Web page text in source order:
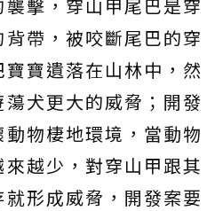
擊，穿山甲尾巴是穿
帶，被咬斷尾巴的穿
寶遺落在山林中，然
犬更大的威脅；開發
物棲地環境，當動物
越少，對穿山甲跟其
形成威脅，開發案要